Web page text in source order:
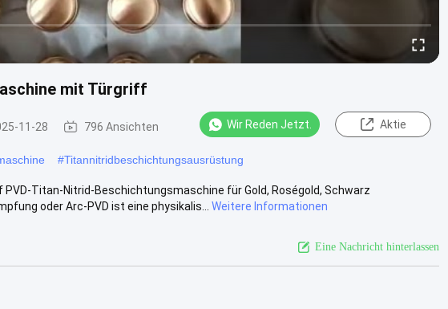
mit Türgriff
11-28 796 Ansichten Wir Reden Jetzt. Aktie
#Titannitridbeschichtungsausrüstung
Titan-Nitrid-Beschichtungsmaschine für Gold, Roségold, Schwarz
oder Arc-PVD ist eine physikalis...
Weitere Informationen
Eine Nachricht hinterlassen